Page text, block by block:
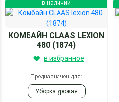
в наличии
КОМБАЙН CLAAS LEXION
480 (1874)
в избранное
Предназначен для:
Уборка урожая